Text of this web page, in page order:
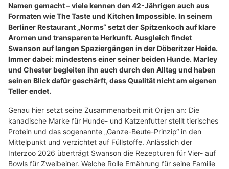
Namen gemacht – viele kennen den 42-Jährigen auch aus
Formaten wie The Taste und Kitchen Impossible. In seinem
Berliner Restaurant „Norms“ setzt der Spitzenkoch auf klare
Aromen und transparente Herkunft. Ausgleich findet
Swanson auf langen Spaziergängen in der Döberitzer Heide.
Immer dabei: mindestens einer seiner beiden Hunde. Marley
und Chester begleiten ihn auch durch den Alltag und haben
seinen Blick dafür geschärft, dass Qualität nicht am eigenen
Teller endet.
Genau hier setzt seine Zusammenarbeit mit Orijen an: Die
kanadische Marke für Hunde- und Katzenfutter stellt tierisches
Protein und das sogenannte „Ganze-Beute-Prinzip“ in den
Mittelpunkt und verzichtet auf Füllstoffe. Anlässlich der
Interzoo 2026 überträgt Swanson die Rezepturen für Vier- auf
Bowls für Zweibeiner. Welche Rolle Ernährung für seine Familie